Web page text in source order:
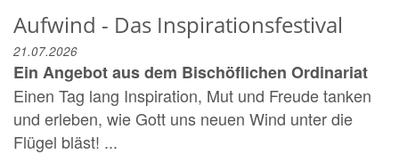
Aufwind - Das Inspirationsfestival
21.07.2026
Ein Angebot aus dem Bischöflichen Ordinariat
Einen Tag lang Inspiration, Mut und Freude tanken
und erleben, wie Gott uns neuen Wind unter die
Flügel bläst! ...